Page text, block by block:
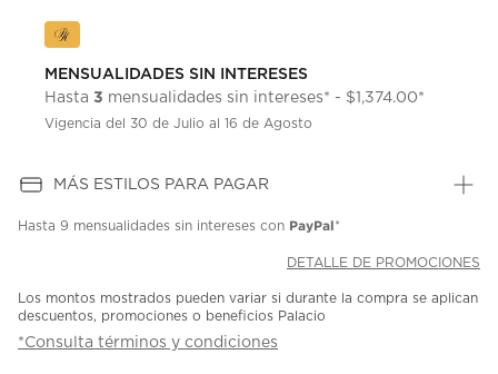
MENSUALIDADES SIN INTERESES
Hasta 3 mensualidades sin intereses* - $1,374.00*
Vigencia del 30 de Julio al 16 de Agosto
MÁS ESTILOS PARA PAGAR
Hasta 9 mensualidades sin intereses con PayPal*
DETALLE DE PROMOCIONES
Los montos mostrados pueden variar si durante la compra se aplican
descuentos, promociones o beneficios Palacio
*Consulta términos y condiciones